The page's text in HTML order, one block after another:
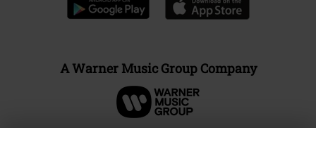
A Warner Music Group Company